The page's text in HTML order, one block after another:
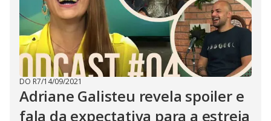
DO R7/14/09/2021
Adriane Galisteu revela spoiler e
fala da expectativa para a estreia